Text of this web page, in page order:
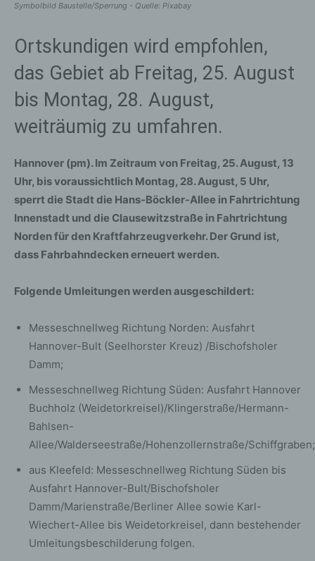
Symbolbild Baustelle/Sperrung - Quelle: Pixabay
Ortskundigen wird empfohlen,
das Gebiet ab Freitag, 25. August
bis Montag, 28. August,
weiträumig zu umfahren.
Hannover (pm). Im Zeitraum von Freitag, 25. August, 13
Uhr, bis voraussichtlich Montag, 28. August, 5 Uhr,
sperrt die Stadt die Hans-Böckler-Allee in Fahrtrichtung
Innenstadt und die Clausewitzstraße in Fahrtrichtung
Norden für den Kraftfahrzeugverkehr. Der Grund ist,
dass Fahrbahndecken erneuert werden.
Folgende Umleitungen werden ausgeschildert:
Messeschnellweg Richtung Norden: Ausfahrt
Hannover-Bult (Seelhorster Kreuz) /Bischofsholer
Damm;
Messeschnellweg Richtung Süden: Ausfahrt Hannover
Buchholz (Weidetorkreisel)/Klingerstraße/Hermann-
Bahlsen-
Allee/Walderseestraße/Hohenzollernstraße/Schiffgraben;
aus Kleefeld: Messeschnellweg Richtung Süden bis
Ausfahrt Hannover-Bult/Bischofsholer
Damm/Marienstraße/Berliner Allee sowie Karl-
Wiechert-Allee bis Weidetorkreisel, dann bestehender
Umleitungsbeschilderung folgen.